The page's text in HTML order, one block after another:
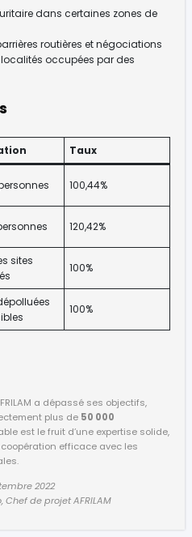
dans certaines zones de
routières et négociations
occupées par des
Taux
100,44%
120,42%
sites
100%
100%
a dépassé ses objectifs,
plus de 50 000
est le fruit d’une expertise solide,
coopération efficace avec les
2022
de projet AFRILAM